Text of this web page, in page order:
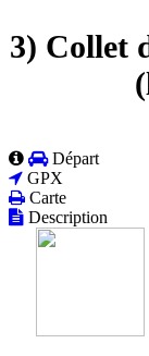
3) Collet
Départ
GPX
Carte
Description